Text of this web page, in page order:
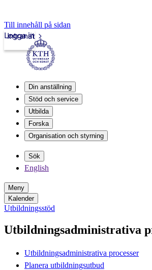
Till innehåll på sidan
Intranät
Logga in
Din anställning
Stöd och service
Utbilda
Forska
Organisation och styrning
Sök
English
Meny
Kalender
Utbildningsstöd
Utbildningsadministrativa
Utbildningsadministrativa processer
Planera utbildningsutbud